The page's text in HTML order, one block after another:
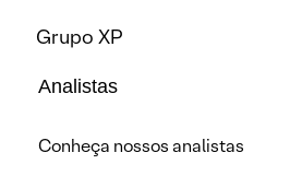
Grupo XP
Analistas
Conheça nossos analistas